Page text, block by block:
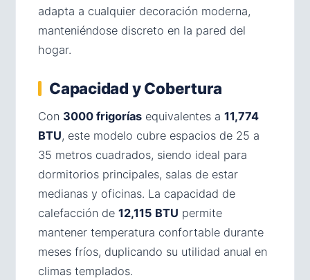
adapta a cualquier decoración moderna,
manteniéndose discreto en la pared del
hogar.
Capacidad y Cobertura
Con 3000 frigorías equivalentes a 11,774
BTU, este modelo cubre espacios de 25 a
35 metros cuadrados, siendo ideal para
dormitorios principales, salas de estar
medianas y oficinas. La capacidad de
calefacción de 12,115 BTU permite
mantener temperatura confortable durante
meses fríos, duplicando su utilidad anual en
climas templados.